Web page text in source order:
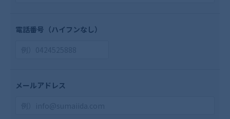
電話番号 （ハイフンなし）
メールアドレス